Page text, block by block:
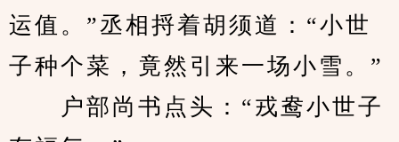
运值。”丞相捋着胡须道：“小世
子种个菜，竟然引来一场小雪。”
户部尚书点头：“戎鸯小世子